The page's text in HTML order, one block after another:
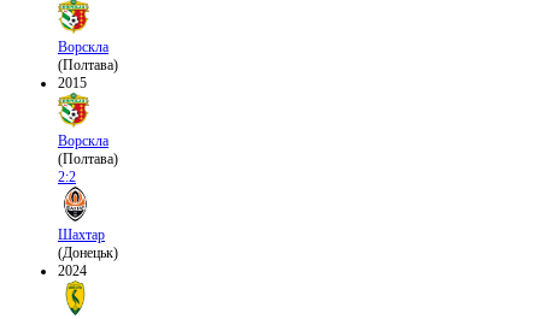
Ворскла
(Полтава)
2015
Ворскла
(Полтава)
2:2
Шахтар
(Донецьк)
2024